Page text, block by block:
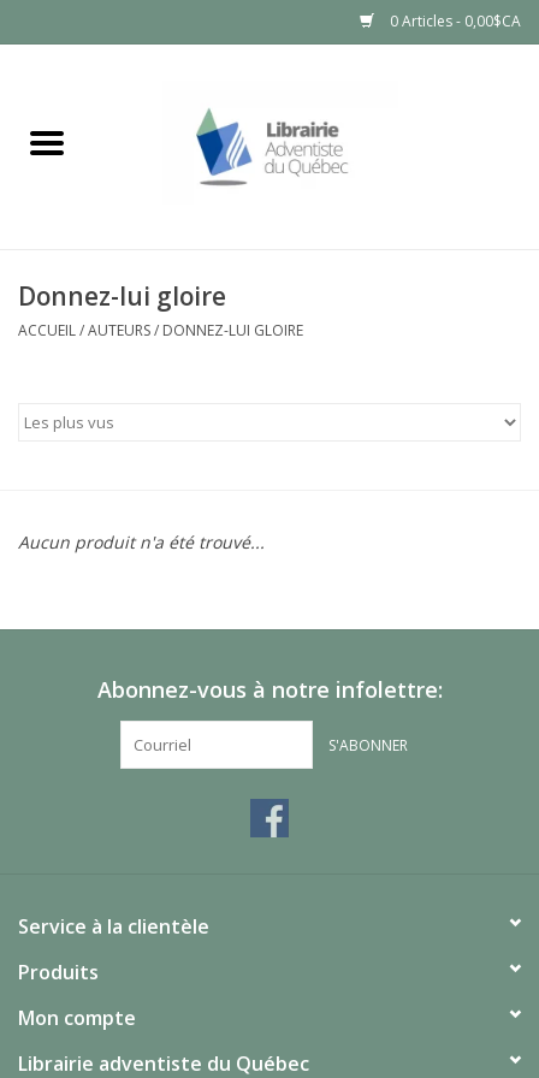
0 Articles - 0,00$CA
Donnez-lui gloire
ACCUEIL/AUTEURS/ DONNEZ-LUI GLOIRE
Aucun produit n'a été trouvé...
Abonnez-vous à notre infolettre:
S'ABONNER
Service à la clientèle
Produits
Mon compte
Librairie adventiste du Québec